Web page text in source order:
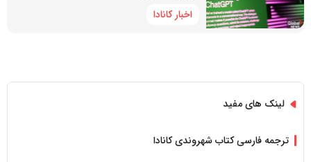
اخبار کانادا
لینک های مفید
ترجمه فارسی کتاب شهروندی کانادا